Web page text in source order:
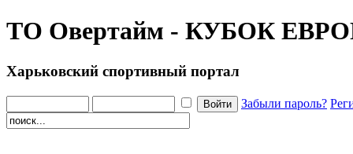
ТО Овертайм - КУБОК
Харьковский спортивный портал
Забыли пароль?